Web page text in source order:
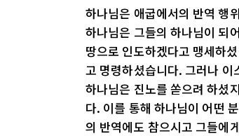
하나님은 애굽에서의 반역 행
하나님은 그들의 하나님이 되
땅으로 인도하겠다고 맹세하
고 명령하셨습니다. 그러나
하나님은 진노를 쏟으려 하셨
다. 이를 통해 하나님이 어떤
의 반역에도 참으시고 그들에